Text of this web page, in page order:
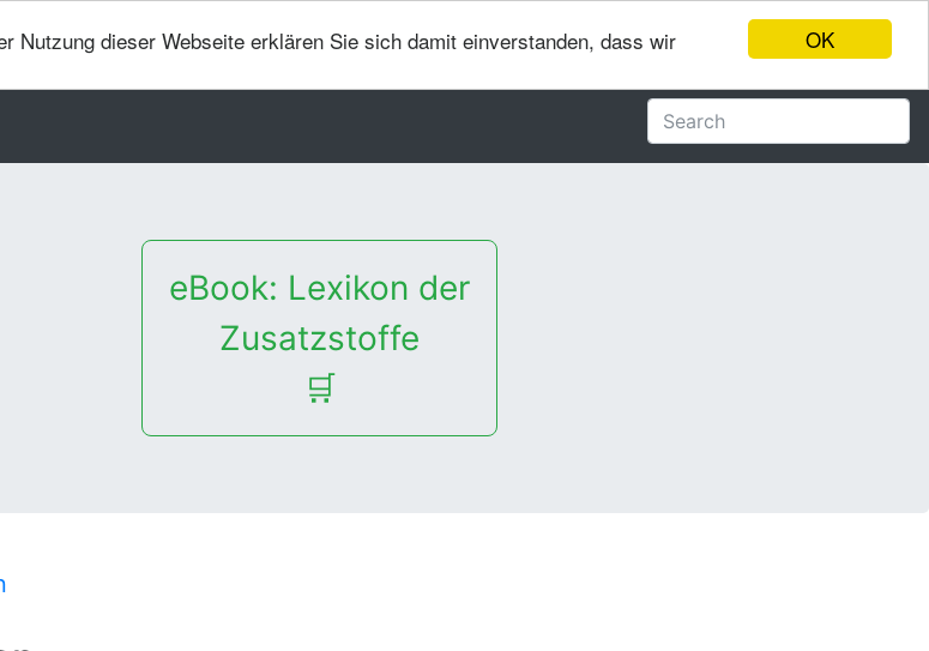
OK
dieser Webseite erklären Sie sich damit einverstanden, dass wir
eBook: Lexikon der
Zusatzstoffe
🛒